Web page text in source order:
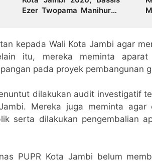
Ezer Twopama Manihuruk
kepada Wali Kota Jambi agar
itu, mereka meminta
pada proyek pembangunan
dilakukan audit investigatif
Mereka juga meminta agar
serta dilakukan pengembalian
PUPR Kota Jambi belum